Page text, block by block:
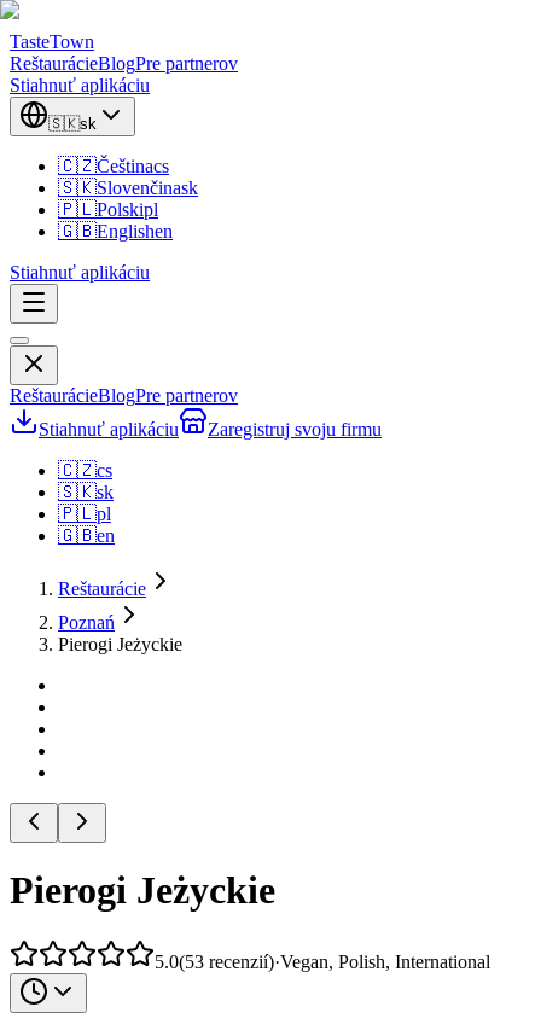
TasteTown
ReštaurácieBlogPre partnerov
Stiahnuť aplikáciu
🇸🇰sk
🇨🇿Češtinacs
🇸🇰Slovenčinask
🇵🇱Polskipl
🇬🇧Englishen
Stiahnuť aplikáciu
ReštaurácieBlogPre partnerov
Stiahnuť aplikáciu
Zaregistruj svoju firmu
🇨🇿cs
🇸🇰sk
🇵🇱pl
🇬🇧en
Reštaurácie
Poznań
Pierogi Jeżyckie
Pierogi Jeżyckie
5.0(53 recenzií)·Vegan, Polish, International